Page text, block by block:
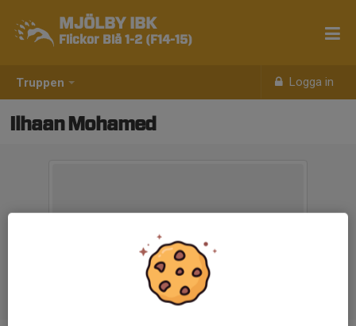
Truppen Logga in
MJÖLBY IBK
Flickor Blå 1-2 (F14-15)
Ilhaan Mohamed